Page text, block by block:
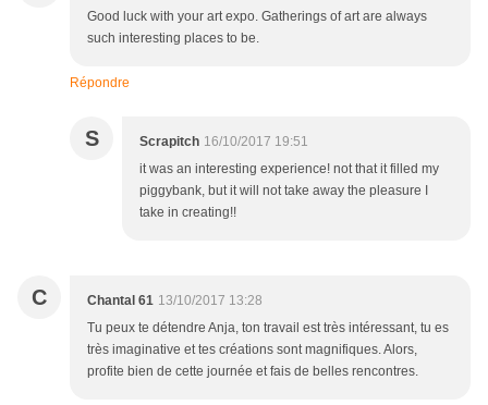
Good luck with your art expo. Gatherings of art are always
such interesting places to be.
Répondre
S Scrapitch 16/10/2017 19:51
it was an interesting experience! not that it filled my
piggybank, but it will not take away the pleasure I
take in creating!!
C Chantal 61 13/10/2017 13:28
Tu peux te détendre Anja, ton travail est très intéressant, tu es
très imaginative et tes créations sont magnifiques. Alors,
profite bien de cette journée et fais de belles rencontres.